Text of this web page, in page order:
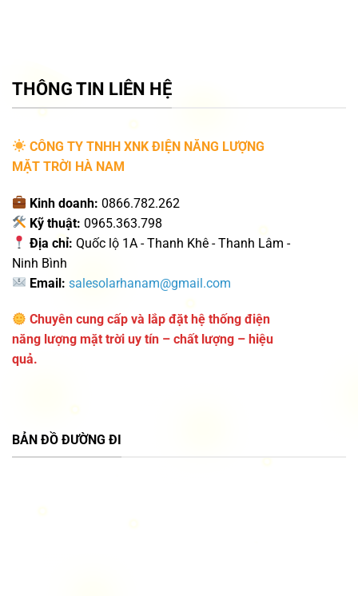
THÔNG TIN LIÊN HỆ
CÔNG TY TNHH XNK ĐIỆN NĂNG LƯỢNG
MẶT TRỜI HÀ NAM
Kinh doanh: 0866.782.262
Kỹ thuật: 0965.363.798
Địa chỉ: Quốc lộ 1A - Thanh Khê - Thanh Lâm -
Ninh Bình
Email: salesolarhanam@gmail.com
Chuyên cung cấp và lắp đặt hệ thống điện
năng lượng mặt trời uy tín – chất lượng – hiệu
quả.
BẢN ĐỒ ĐƯỜNG ĐI